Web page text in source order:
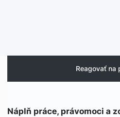
Reagovať na
Náplň práce, právomoci a